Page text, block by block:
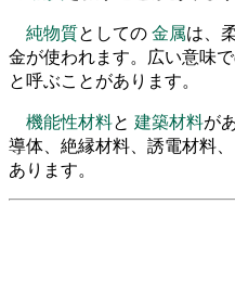
純物質としての金属は、
金が使われます。広い意味
と呼ぶことがあります。
機能性材料と 建築材料が
導体、絶縁材料、誘電材料、
あります。